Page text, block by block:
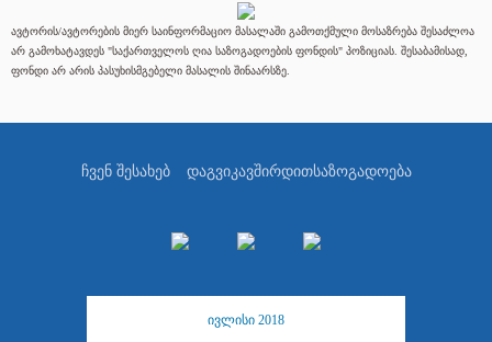
ავტორის/ავტორების მიერ საინფორმაციო მასალაში გამოთქმული მოსაზრება შესაძლოა
არ გამოხატავდეს "საქართველოს ღია საზოგადოების ფონდის" პოზიციას. შესაბამისად,
ფონდი არ არის პასუხისმგებელი მასალის შინაარსზე.
ჩვენ შესახებ დაგვიკავშირდითსაზოგადოება
ივლისი 2018